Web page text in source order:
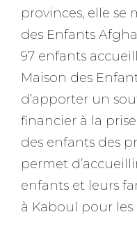
provinces, elle se
des Enfants
97 enfants
Maison des
d’apporter un
financier à la
des enfants des
permet
enfants et leurs
à Kaboul pour les